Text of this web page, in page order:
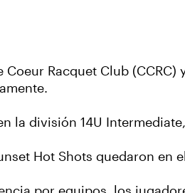
Coeur Racquet Club
la división 14U
Hot Shots quedaron en